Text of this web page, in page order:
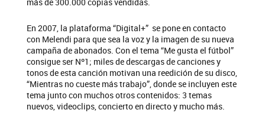
En 2007, la plataforma “Digital+” se pone en contacto
con Melendi para que sea la voz y la imagen de su nueva
campaña de abonados. Con el tema “Me gusta el fútbol”
consigue ser Nº1; miles de descargas de canciones y
tonos de esta canción motivan una reedición de su disco,
“Mientras no cueste más trabajo”, donde se incluyen este
tema junto con muchos otros contenidos: 3 temas
nuevos, videoclips, concierto en directo y mucho más.